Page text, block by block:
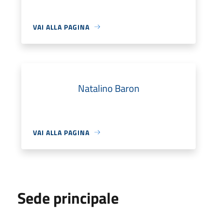
VAI ALLA PAGINA
Natalino Baron
VAI ALLA PAGINA
Sede principale